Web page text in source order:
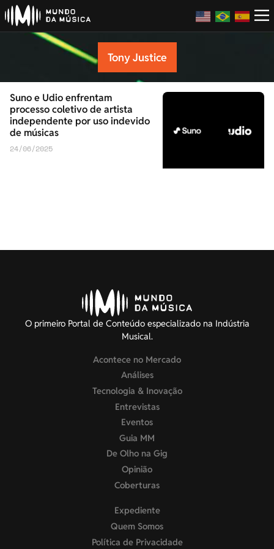
Tony Justice
Suno e Udio enfrentam
processo coletivo de artista
independente por uso indevido
de músicas
24/06/2025
O primeiro Portal de Conteúdo especializado na Indústria
Musical.
Acontece no Mercado
Análises
Tecnologia & Inovação
Entrevistas
Eventos
Guia MM
De Olho na Gig
Opinião
Coberturas
Expediente
Quem Somos
Política de Privacidade